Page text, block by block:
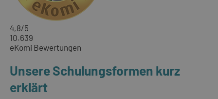
4,8/5
10.639
eKomi Bewertungen
Unsere Schulungsformen kurz
erklärt